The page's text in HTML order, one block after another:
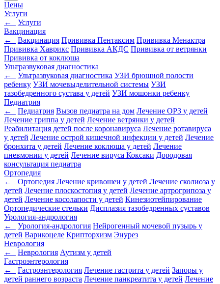
Цены
Услуги
←
Услуги
Вакцинация
←
Вакцинация Прививка Пентаксим Прививка Менактра
Прививка Хаврикс Прививка АКДС Прививка от ветрянки
Прививка от коклюша
Ультразвуковая диагностика
←
Ультразвуковая диагностика УЗИ брюшной полости
ребенку УЗИ мочевыделительной системы УЗИ
тазобедренного сустава у детей УЗИ мошонки ребенку
Педиатрия
←
Педиатрия Вызов педиатра на дом Лечение ОРЗ у детей
Лечение гриппа у детей Лечение ветрянки у детей
Реабилитация детей после коронавируса Лечение ротавируса
у детей Лечение острой кишечной инфекции у детей Лечение
бронхита у детей Лечение коклюша у детей Лечение
пневмонии у детей Лечение вируса Коксаки Дородовая
консультация педиатра
Ортопедия
←
Ортопедия Лечение кривошеи у детей Лечение сколиоза у
детей Лечение плоскостопия у детей Лечение артрогрипоза у
детей Лечение косолапости у детей Кинезиотейпирование
Ортопедические стельки Дисплазия тазобедренных суставов
Урология-андрология
←
Урология-андрология Нейрогенный мочевой пузырь у
детей Варикоцеле Крипторхизм Энурез
Неврология
←
Неврология Аутизм у детей
Гастроэнтерология
←
Гастроэнтерология Лечение гастрита у детей Запоры у
детей раннего возраста Лечение панкреатита у детей Лечение